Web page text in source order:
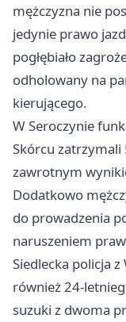
mężczyzna nie
jedynie prawo
pogłębiało
odholowany na
kierującego.
W Seroczynie
Skórcu
zawrotnym
Dodatkowo
do prowadzenia
naruszeniem
Siedlecka policja
również 24-
suzuki z dwoma